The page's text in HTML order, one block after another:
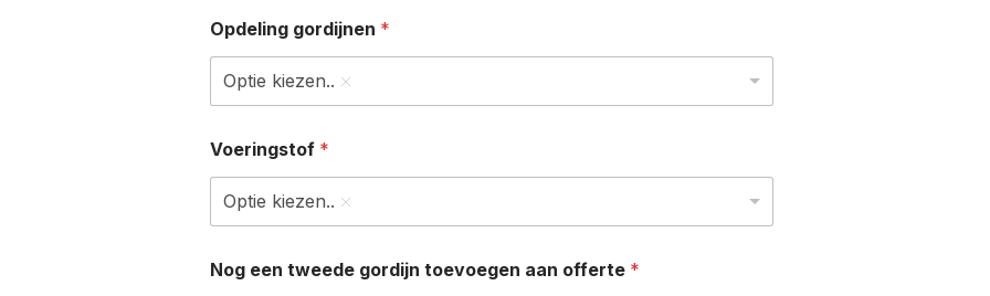
Opdeling gordijnen *
Optie kiezen..
Voeringstof *
Optie kiezen..
Nog een tweede gordijn toevoegen aan offerte *